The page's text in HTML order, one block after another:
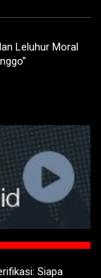
Leluhur Moral
Siapa